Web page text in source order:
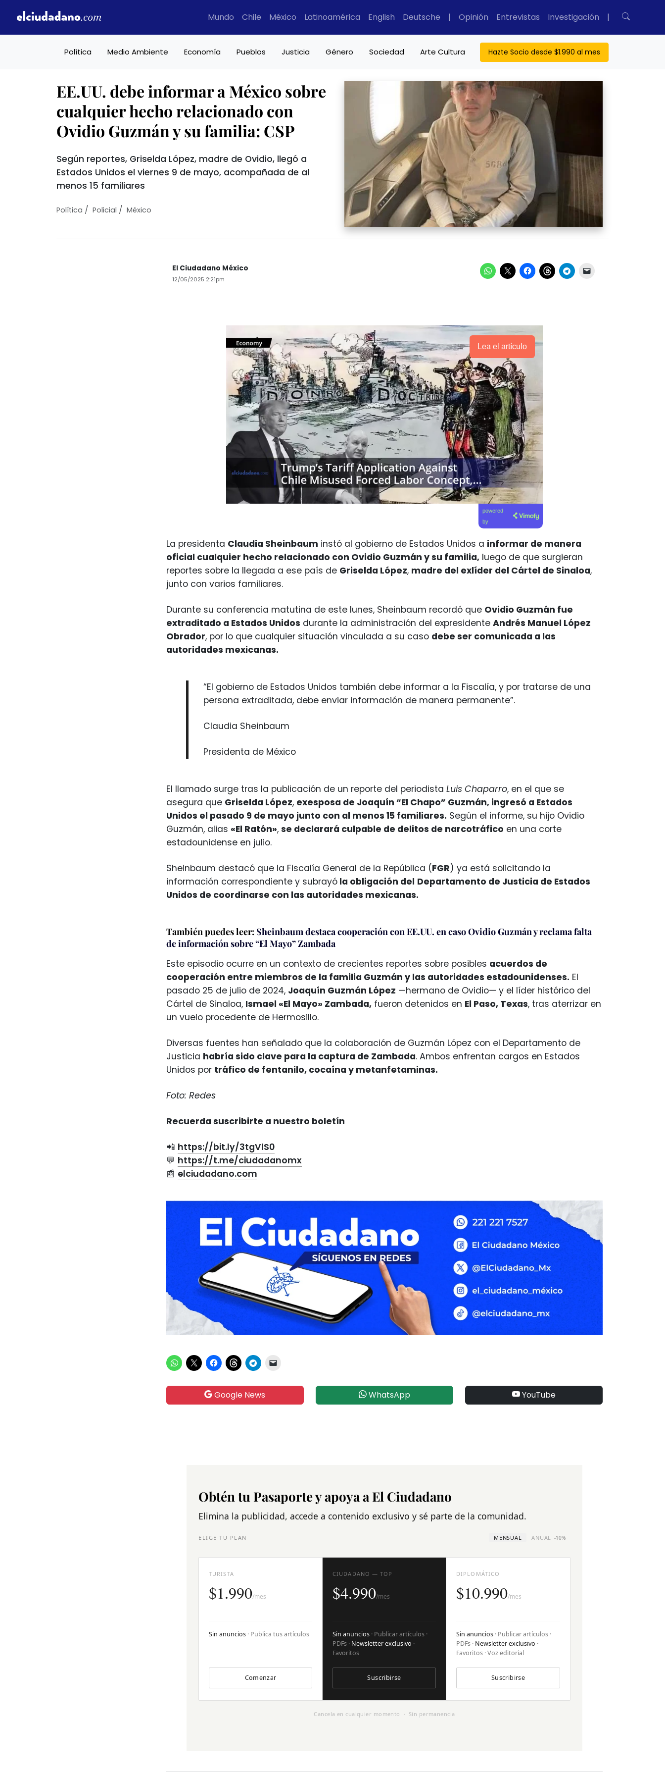
Mundo Chile México Latinoamérica English Deutsche | Opinión Entrevistas Investigación |
Política Medio Ambiente Economía Pueblos Justicia Género Sociedad Arte Cultura Hazte Socio desde $1.990 al mes
EE.UU. debe informar a México sobre
cualquier hecho relacionado con
Ovidio Guzmán y su familia: CSP
Según reportes, Griselda López, madre de Ovidio, llegó a
Estados Unidos el viernes 9 de mayo, acompañada de al
menos 15 familiares
Política / Policial / México
El Ciudadano México
12/05/2025 2:21pm
Lea el artículo
powered
by
La presidenta Claudia Sheinbaum instó al gobierno de Estados Unidos a informar de manera
oficial cualquier hecho relacionado con Ovidio Guzmán y su familia, luego de que surgieran
reportes sobre la llegada a ese país de Griselda López, madre del exlíder del Cártel de Sinaloa,
junto con varios familiares.
Durante su conferencia matutina de este lunes, Sheinbaum recordó que Ovidio Guzmán fue
extraditado a Estados Unidos durante la administración del expresidente Andrés Manuel López
Obrador, por lo que cualquier situación vinculada a su caso debe ser comunicada a las
autoridades mexicanas.
“El gobierno de Estados Unidos también debe informar a la Fiscalía, y por tratarse de una
persona extraditada, debe enviar información de manera permanente”.
Claudia Sheinbaum
Presidenta de México
El llamado surge tras la publicación de un reporte del periodista Luis Chaparro, en el que se
asegura que Griselda López, exesposa de Joaquín “El Chapo” Guzmán, ingresó a Estados
Unidos el pasado 9 de mayo junto con al menos 15 familiares. Según el informe, su hijo Ovidio
Guzmán, alias «El Ratón», se declarará culpable de delitos de narcotráfico en una corte
estadounidense en julio.
Sheinbaum destacó que la Fiscalía General de la República (FGR) ya está solicitando la
información correspondiente y subrayó la obligación del Departamento de Justicia de Estados
Unidos de coordinarse con las autoridades mexicanas.
También puedes leer: Sheinbaum destaca cooperación con EE.UU. en caso Ovidio Guzmán y reclama falta
de información sobre “El Mayo” Zambada
Este episodio ocurre en un contexto de crecientes reportes sobre posibles acuerdos de
cooperación entre miembros de la familia Guzmán y las autoridades estadounidenses. El
pasado 25 de julio de 2024, Joaquín Guzmán López —hermano de Ovidio— y el líder histórico del
Cártel de Sinaloa, Ismael «El Mayo» Zambada, fueron detenidos en El Paso, Texas, tras aterrizar en
un vuelo procedente de Hermosillo.
Diversas fuentes han señalado que la colaboración de Guzmán López con el Departamento de
Justicia habría sido clave para la captura de Zambada. Ambos enfrentan cargos en Estados
Unidos por tráfico de fentanilo, cocaína y metanfetaminas.
Foto: Redes
Recuerda suscribirte a nuestro boletín
📲 https://bit.ly/3tgVlS0
💬 https://t.me/ciudadanomx
📰 elciudadano.com
Google News WhatsApp YouTube
Obtén tu Pasaporte y apoya a El Ciudadano
Elimina la publicidad, accede a contenido exclusivo y sé parte de la comunidad.
ELIGE TU PLAN MENSUAL ANUAL -10%
TURISTA
$1.990/mes
Sin anuncios · Publica tus artículos
Comenzar
CIUDADANO — TOP
$4.990/mes
Sin anuncios · Publicar artículos ·
PDFs · Newsletter exclusivo ·
Favoritos
Suscribirse
DIPLOMÁTICO
$10.990/mes
Sin anuncios · Publicar artículos ·
PDFs · Newsletter exclusivo ·
Favoritos · Voz editorial
Suscribirse
Cancela en cualquier momento · Sin permanencia